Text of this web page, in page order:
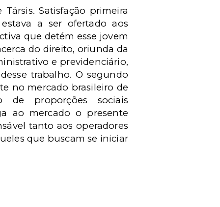
Satisfação primeira
a ser ofertado aos
que detém esse jovem
do direito, oriunda da
e previdenciário,
trabalho. O segundo
no mercado brasileiro de
de proporções sociais
ao mercado o presente
tanto aos operadores
que buscam se iniciar